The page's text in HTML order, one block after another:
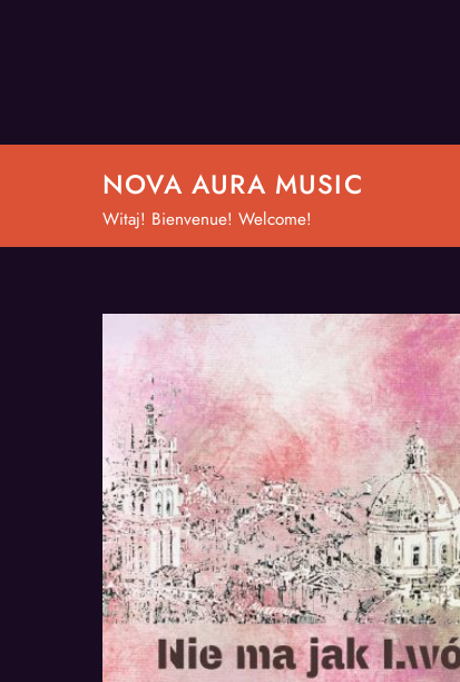
NOVA AURA MUSIC
Witaj! Bienvenue! Welcome!